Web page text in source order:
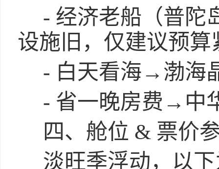
- 经济老船（普陀
设施旧，仅建议预
- 白天看海→渤海
- 省一晚房费→中
四、舱位 & 票价
淡旺季浮动，以